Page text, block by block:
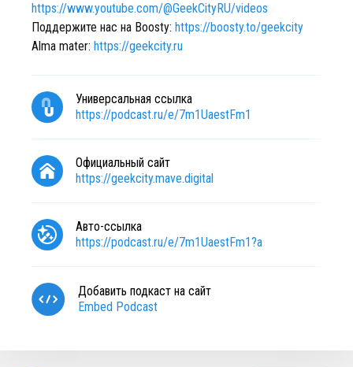
https://www.youtube.com/@GeekCityRU/videos
Поддержите нас на Boosty: https://boosty.to/geekcity
Alma mater: https://geekcity.ru
Универсальная ссылка
https://podcast.ru/e/7m1UaestFm1
Официальный сайт
https://geekcity.mave.digital
Авто-ссылка
https://podcast.ru/e/7m1UaestFm1?a
Добавить подкаст на сайт
Embed Podcast